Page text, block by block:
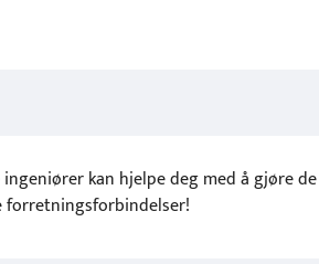
kan hjelpe deg med å gjøre
forretningsforbindelser!